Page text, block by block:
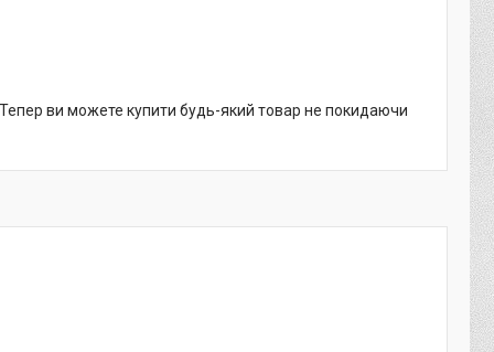
Тепер ви можете купити будь-який товар не покидаючи